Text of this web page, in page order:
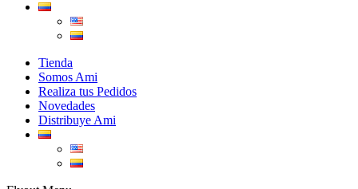
Tienda
Somos Ami
Realiza tus Pedidos
Novedades
Distribuye Ami